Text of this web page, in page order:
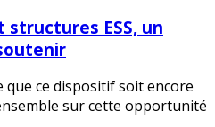
structures ESS, un
que ce dispositif soit encore
sur cette opportunité